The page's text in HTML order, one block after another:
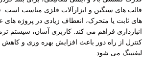
قالب‌ های سنگین و ابزارآلات فلزی مناسب است.
های ثابت یا متحرک، انعطاف زیادی در پروژه‌
انبارداری فراهم می‌ کند. کاربری آسان، سیستم
کنترل از راه دور باعث افزایش بهره‌ وری و
لیفتینگ می‌ شود.